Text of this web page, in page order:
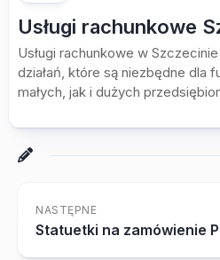
Usługi rachunkowe
Usługi rachunkowe w
działań, które są niezbędne dla
małych, jak i dużych
NASTĘPNE
Statuetki na zamówienie